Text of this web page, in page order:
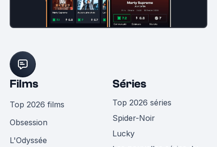
Films
Top 2026 films
Obsession
L'Odyssée
Séries
Top 2026 séries
Spider-Noir
Lucky